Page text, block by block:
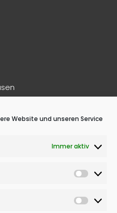
Website und unseren Service
Immer aktiv